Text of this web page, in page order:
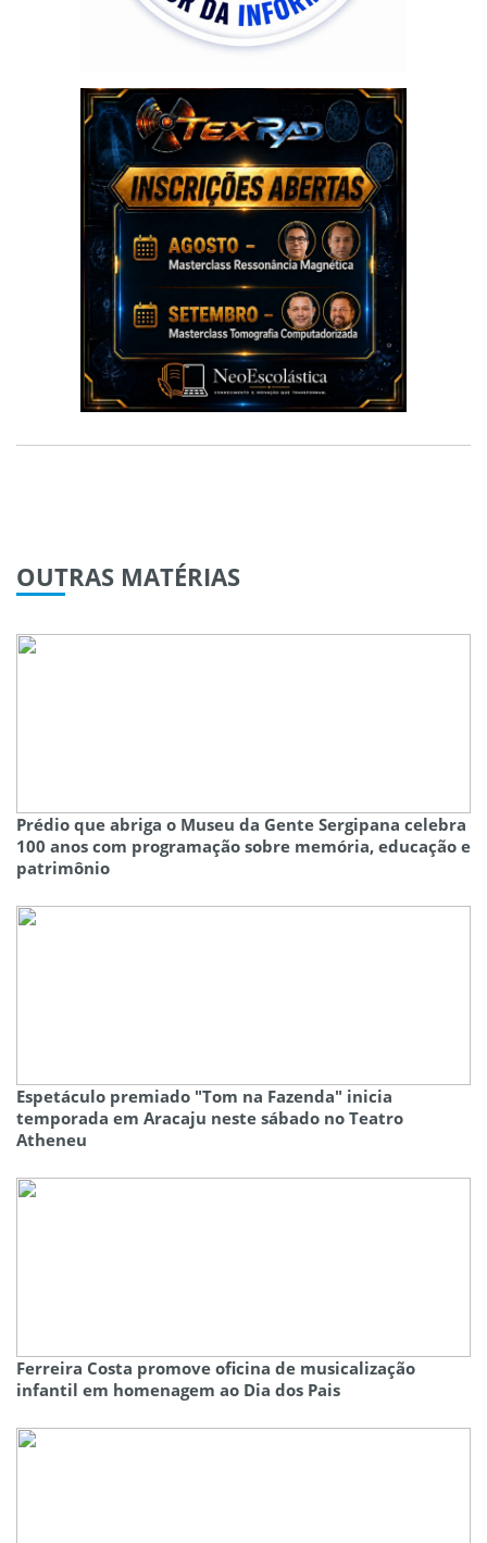
OUTRAS MATÉRIAS
Prédio que abriga o Museu da Gente Sergipana celebra
100 anos com programação sobre memória, educação e
patrimônio
Espetáculo premiado "Tom na Fazenda" inicia
temporada em Aracaju neste sábado no Teatro
Atheneu
Ferreira Costa promove oficina de musicalização
infantil em homenagem ao Dia dos Pais